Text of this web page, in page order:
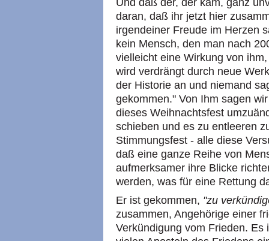
Und daß der, der kam, ganz
daran, daß ihr jetzt hier
irgendeiner Freude im Herzen
kein Mensch, den man nach
vielleicht eine Wirkung von
wird verdrängt durch neue
der Historie an und niemand
gekommen." Von Ihm sagen
dieses Weihnachtsfest
schieben und es zu entleeren
Stimmungsfest - alle diese
daß eine ganze Reihe von
aufmerksamer ihre Blicke
werden, was für eine Rettung
Er ist gekommen, "zu
zusammen, Angehörige einer
Verkündigung vom Frieden.